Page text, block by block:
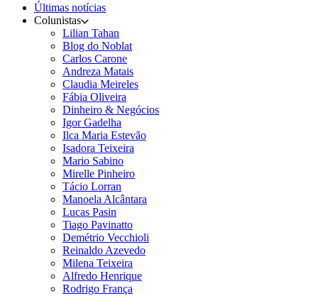
Últimas notícias
Colunistas
Lilian Tahan
Blog do Noblat
Carlos Carone
Andreza Matais
Claudia Meireles
Fábia Oliveira
Dinheiro & Negócios
Igor Gadelha
Ilca Maria Estevão
Isadora Teixeira
Mario Sabino
Mirelle Pinheiro
Tácio Lorran
Manoela Alcântara
Lucas Pasin
Tiago Pavinatto
Demétrio Vecchioli
Reinaldo Azevedo
Milena Teixeira
Alfredo Henrique
Rodrigo França